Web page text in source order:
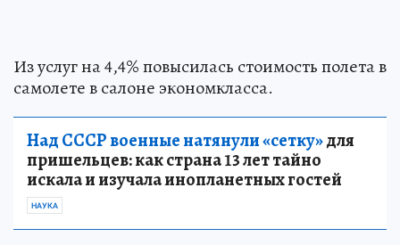
Из услуг на 4,4% повысилась стоимость полета в
самолете в салоне экономкласса.
Над СССР военные натянули «сетку»для
пришельцев: как страна 13 лет тайно
искала и изучала инопланетных гостей
НАУКА